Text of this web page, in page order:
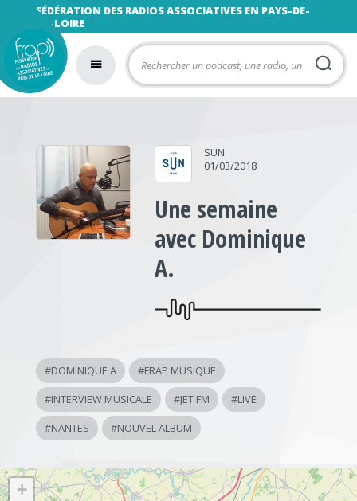
FÉDÉRATION DES RADIOS ASSOCIATIVES EN PAYS-DE-
LA-LOIRE
SUN
01/03/2018
Une semaine
avec Dominique
A.
#DOMINIQUE A #FRAP MUSIQUE
#INTERVIEW MUSICALE #JET FM #LIVE
#NANTES #NOUVEL ALBUM
+